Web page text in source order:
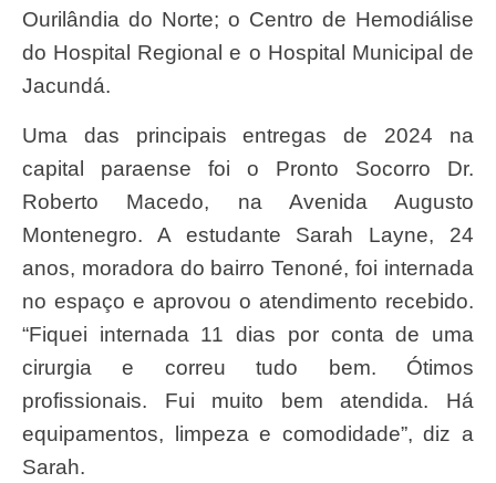
Ourilândia do Norte; o Centro de Hemodiálise
do Hospital Regional e o Hospital Municipal de
Jacundá.
Uma das principais entregas de 2024 na
capital paraense foi o Pronto Socorro Dr.
Roberto Macedo, na Avenida Augusto
Montenegro. A estudante Sarah Layne, 24
anos, moradora do bairro Tenoné, foi internada
no espaço e aprovou o atendimento recebido.
“Fiquei internada 11 dias por conta de uma
cirurgia e correu tudo bem. Ótimos
profissionais. Fui muito bem atendida. Há
equipamentos, limpeza e comodidade”, diz a
Sarah.